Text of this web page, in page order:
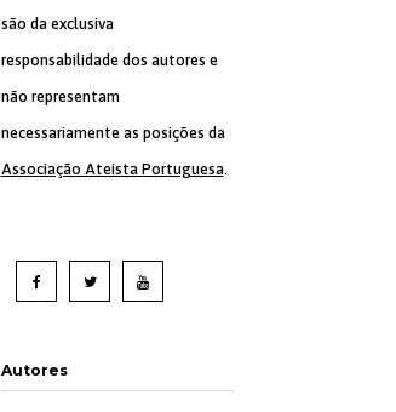
são da exclusiva
responsabilidade dos autores e
não representam
necessariamente as posições da
Associação Ateísta Portuguesa.
Autores